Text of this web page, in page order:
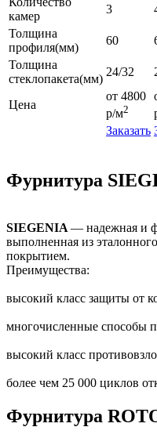
камер
3
Толщина
профиля(мм)
60
Толщина
стеклопакета(мм)
24/32
Цена
от 4800
р/м2
Заказать
Фурнитура
SIEGENIA — надежная и
выполненная из
покрытием.
Преимущества:
высокий класс защиты от
многочисленные способы
высокий класс
более чем 25 000 циклов
Фурнитура